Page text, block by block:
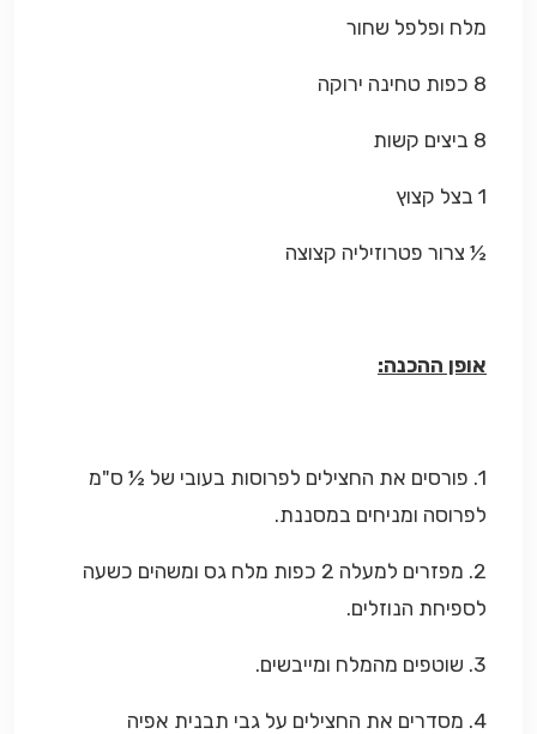
מלח ופלפל שחור
8 כפות טחינה ירוקה
8 ביצים קשות
1 בצל קצוץ
½ צרור פטרוזיליה קצוצה
אופן ההכנה:
1. פורסים את החצילים לפרוסות בעובי של ½ ס"מ
לפרוסה ומניחים במסננת.
2. מפזרים למעלה 2 כפות מלח גס ומשהים כשעה
לספיחת הנוזלים.
3. שוטפים מהמלח ומייבשים.
4. מסדרים את החצילים על גבי תבנית אפיה